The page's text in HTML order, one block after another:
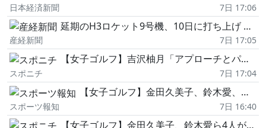
日本経済新聞 7日 17:06
延期のH3ロケット9号機、10日に打ち上げ 準天頂衛星「みちびき7号機」を搭載
産経新聞 7日 17:05
【女子ゴルフ】吉沢柚月「アプローチとパターでスコアつくれた」1打差5位でツアー初優勝へ好発進
スポニチ 7日 17:04
【女子ゴルフ】金田久美子、鈴木愛、入谷響、池ケ谷瑠菜が首位発進 北海道meijiカップ
スポーツ報知 7日 16:40
【女子ゴルフ】金田久美子、鈴木愛ら4人が首位発進 吉沢柚月、安田祐香ら1打差5位 佐久間朱莉は80位